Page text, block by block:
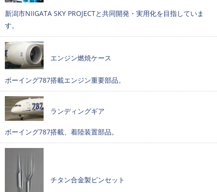
新潟市NIIGATA SKY PROJECTと共同開発・実用化を目指していま
す。
エンジン燃焼ケース
ボーイング787搭載エンジン重要部品。
ランディングギア
ボーイング787搭載、着陸装置部品。
チタン合金製ピンセット